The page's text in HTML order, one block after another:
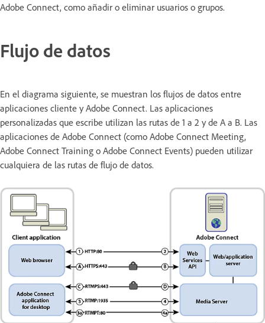
Adobe Connect, como añadir o eliminar usuarios o grupos.
Flujo de datos
En el diagrama siguiente, se muestran los flujos de datos entre
aplicaciones cliente y Adobe Connect. Las aplicaciones
personalizadas que escribe utilizan las rutas de 1 a 2 y de A a B. Las
aplicaciones de Adobe Connect (como Adobe Connect Meeting,
Adobe Connect Training o Adobe Connect Events) pueden utilizar
cualquiera de las rutas de flujo de datos.